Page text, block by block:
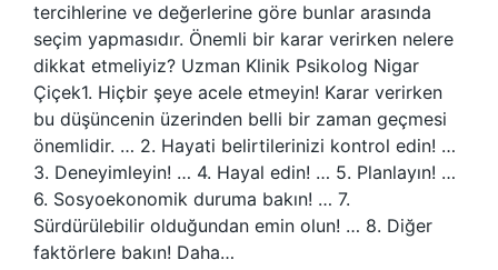
tercihlerine ve değerlerine göre bunlar arasında
seçim yapmasıdır. Önemli bir karar verirken nelere
dikkat etmeliyiz? Uzman Klinik Psikolog Nigar
Çiçek1. Hiçbir şeye acele etmeyin! Karar verirken
bu düşüncenin üzerinden belli bir zaman geçmesi
önemlidir. … 2. Hayati belirtilerinizi kontrol edin! …
3. Deneyimleyin! … 4. Hayal edin! … 5. Planlayın! …
6. Sosyoekonomik duruma bakın! … 7.
Sürdürülebilir olduğundan emin olun! … 8. Diğer
faktörlere bakın! Daha…